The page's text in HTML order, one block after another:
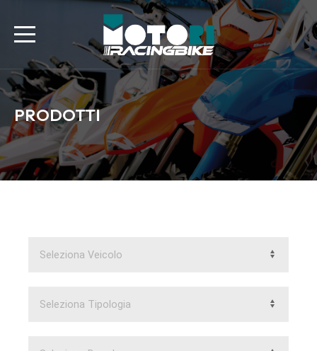
PRODOTTI